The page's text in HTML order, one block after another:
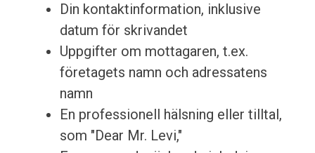
Din kontaktinformation, inklusive
datum för skrivandet
Uppgifter om mottagaren, t.ex.
företagets namn och adressatens
namn
En professionell hälsning eller tilltal,
som "Dear Mr. Levi,"